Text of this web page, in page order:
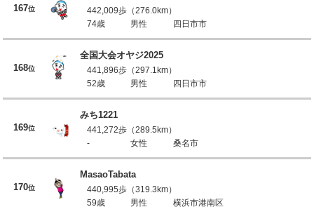
167位
442,009歩（276.0km）
74歳
男性 四日市市
168位
全国大会オヤジ2025
441,896歩（297.1km）
52歳
男性 四日市市
169位
みち1221
441,272歩（289.5km）
-
女性 桑名市
170位
MasaoTabata
440,995歩（319.3km）
59歳
男性 横浜市港南区